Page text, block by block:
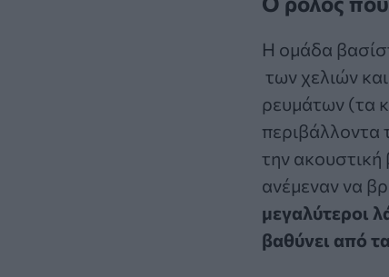
Η ομάδα
των χελιών
ρευμάτων (τα
περιβάλλοντα
την ακουστική
ανέμεναν να
μεγαλύτεροι
βαθύνει από